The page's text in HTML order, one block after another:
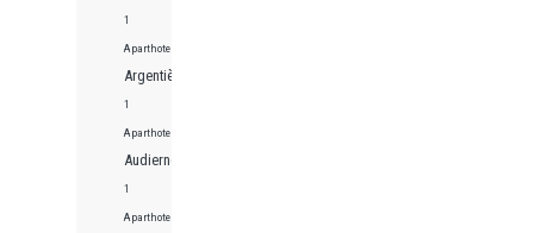
1
Aparthotels
Argentière,
1
Aparthotels
Audierne,
1
Aparthotels